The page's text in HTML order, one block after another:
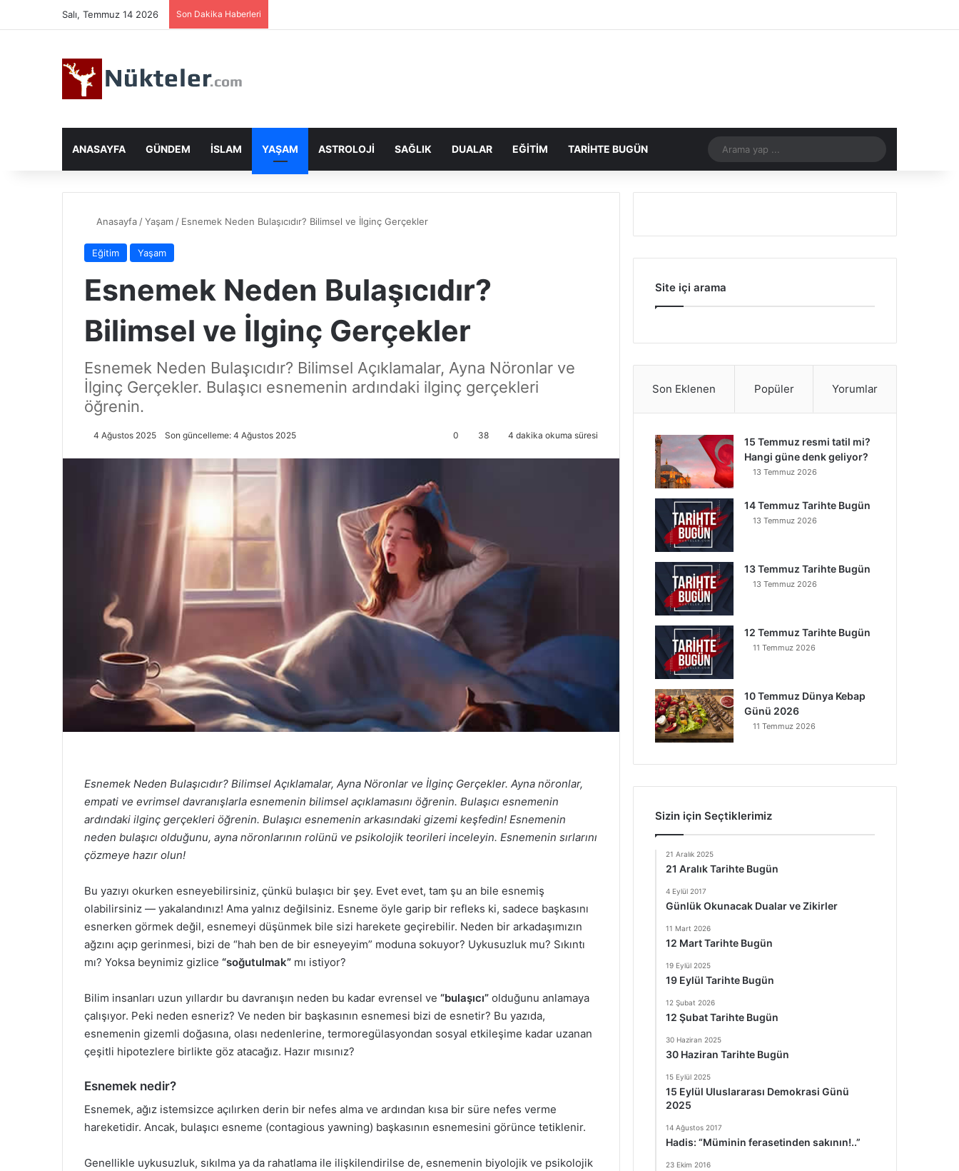
Salı, Temmuz 14 2026 Son Dakika Haberleri
ANASAYFA GÜNDEM İSLAM YAŞAM ASTROLOJI SAĞLIK DUALAR EĞITIM TARIHTE BUGÜN
yap
Anasayfa /Yaşam / Esnemek Neden Bulaşıcıdır? Bilimsel ve İlginç Gerçekler
Eğitim Yaşam
Esnemek Neden Bulaşıcıdır?
Bilimsel ve İlginç Gerçekler
Esnemek Neden Bulaşıcıdır? Bilimsel Açıklamalar, Ayna Nöronlar ve
İlginç Gerçekler. Bulaşıcı esnemenin ardındaki ilginç gerçekleri
öğrenin.
4 Ağustos 2025 Son güncelleme: 4 Ağustos 2025 0 38 4 dakika okuma süresi
Esnemek Neden Bulaşıcıdır? Bilimsel Açıklamalar, Ayna Nöronlar ve İlginç Gerçekler. Ayna nöronlar,
empati ve evrimsel davranışlarla esnemenin bilimsel açıklamasını öğrenin. Bulaşıcı esnemenin
ardındaki ilginç gerçekleri öğrenin. Bulaşıcı esnemenin arkasındaki gizemi keşfedin! Esnemenin
neden bulaşıcı olduğunu, ayna nöronlarının rolünü ve psikolojik teorileri inceleyin. Esnemenin sırlarını
çözmeye hazır olun!
Bu yazıyı okurken esneyebilirsiniz, çünkü bulaşıcı bir şey. Evet evet, tam şu an bile esnemiş
olabilirsiniz — yakalandınız! Ama yalnız değilsiniz. Esneme öyle garip bir refleks ki, sadece başkasını
esnerken görmek değil, esnemeyi düşünmek bile sizi harekete geçirebilir. Neden bir arkadaşımızın
ağzını açıp gerinmesi, bizi de “hah ben de bir esneyeyim” moduna sokuyor? Uykusuzluk mu? Sıkıntı
mı? Yoksa beynimiz gizlice “soğutulmak” mı istiyor?
Bilim insanları uzun yıllardır bu davranışın neden bu kadar evrensel ve “bulaşıcı” olduğunu anlamaya
çalışıyor. Peki neden esneriz? Ve neden bir başkasının esnemesi bizi de esnetir? Bu yazıda,
esnemenin gizemli doğasına, olası nedenlerine, termoregülasyondan sosyal etkileşime kadar uzanan
çeşitli hipotezlere birlikte göz atacağız. Hazır mısınız?
Esnemek nedir?
Esnemek, ağız istemsizce açılırken derin bir nefes alma ve ardından kısa bir süre nefes verme
hareketidir. Ancak, bulaşıcı esneme (contagious yawning) başkasının esnemesini görünce tetiklenir.
Genellikle uykusuzluk, sıkılma ya da rahatlama ile ilişkilendirilse de, esnemenin biyolojik ve psikolojik
Site içi arama
Son Eklenen Popüler Yorumlar
15 Temmuz resmi tatil mi?
Hangi güne denk geliyor?
13 Temmuz 2026
14 Temmuz Tarihte Bugün
13 Temmuz 2026
13 Temmuz Tarihte Bugün
13 Temmuz 2026
12 Temmuz Tarihte Bugün
11 Temmuz 2026
10 Temmuz Dünya Kebap
Günü 2026
11 Temmuz 2026
Sizin için Seçtiklerimiz
21 Aralık 2025
21 Aralık Tarihte Bugün
4 Eylül 2017
Günlük Okunacak Dualar ve Zikirler
11 Mart 2026
12 Mart Tarihte Bugün
19 Eylül 2025
19 Eylül Tarihte Bugün
12 Şubat 2026
12 Şubat Tarihte Bugün
30 Haziran 2025
30 Haziran Tarihte Bugün
15 Eylül 2025
15 Eylül Uluslararası Demokrasi Günü
2025
14 Ağustos 2017
Hadis: “Müminin ferasetinden sakının!..”
23 Ekim 2016